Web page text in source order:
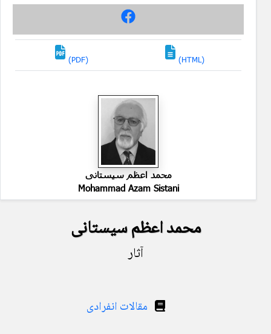
(PDF) (HTML)
محمد اعظم سیستانی
Mohammad Azam Sistani
محمد اعظم سیستانی
آثار
مقالات انفرادی